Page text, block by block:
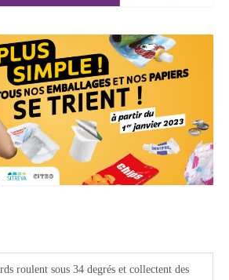
roulent sous 34 degrés et collectent des